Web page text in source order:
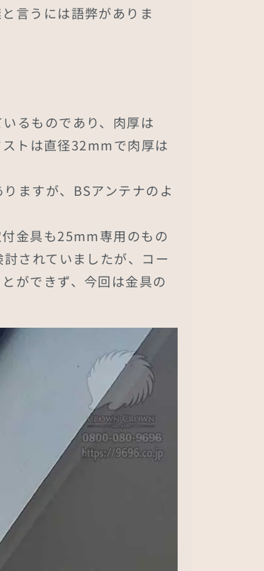
言うには語弊がありま
るものであり、肉厚は
トは直径32mmで肉厚は
ますが、BSアンテナのよ
金具も25mm専用のもの
されていましたが、コー
ができず、今回は金具の